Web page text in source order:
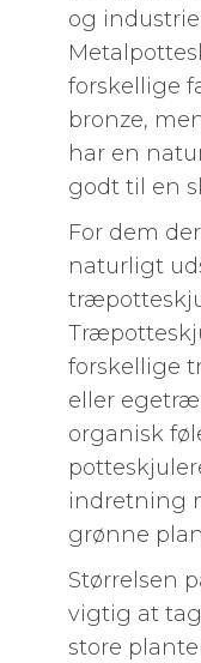
og
forskellige
bronze,
har en
godt til en
For dem
naturligt
forskellige
eller
organisk
indretning
grønne
Størrelsen
vigtig at
store